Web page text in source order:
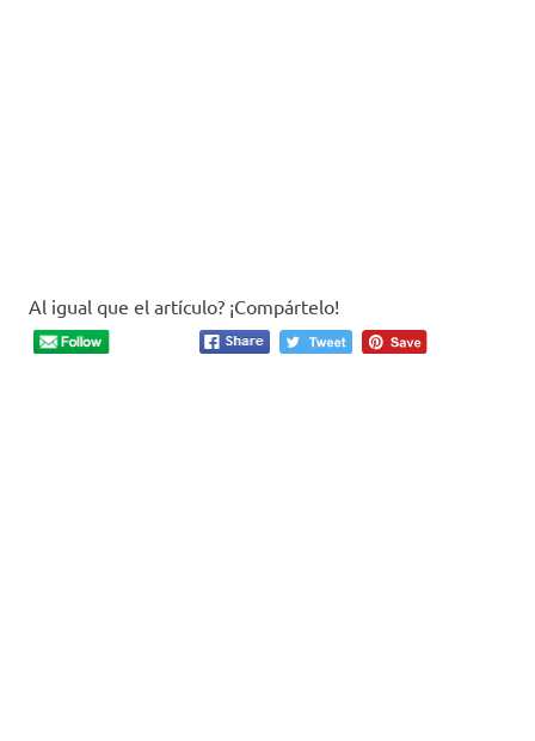
Al igual que el artículo? ¡Compártelo!